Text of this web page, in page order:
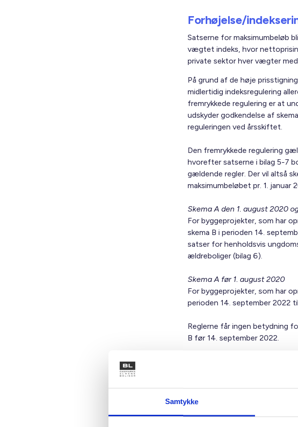
Samtykke
Forhøjelse/
Satserne for maksimumbeløb
vægtet indeks, hvor
private sektor hver vægter
På grund af de høje
midlertidig indeksregulering
fremrykkede regulering er at
udskyder godkendelse af
reguleringen ved årsskiftet.
Den fremrykkede regulering
hvorefter satserne i bilag 5-7
gældende regler. Der vil altså
maksimumbeløbet pr. 1. januar
Skema A den 1. august 2020
For byggeprojekter, som har
skema B i perioden 14.
satser for henholdsvis
ældreboliger (bilag 6).
Skema A før 1. august 2020
For byggeprojekter, som har
perioden 14. september 2022
Reglerne får ingen betydning
B før 14. september 2022.
maksimumbeløbet
Kommunalbestyrelsen og